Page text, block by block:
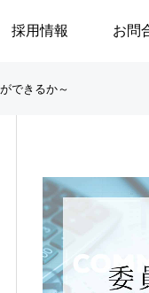
採用情報 お問
ブログ
政治はなぜ大
遊歩
できるか～